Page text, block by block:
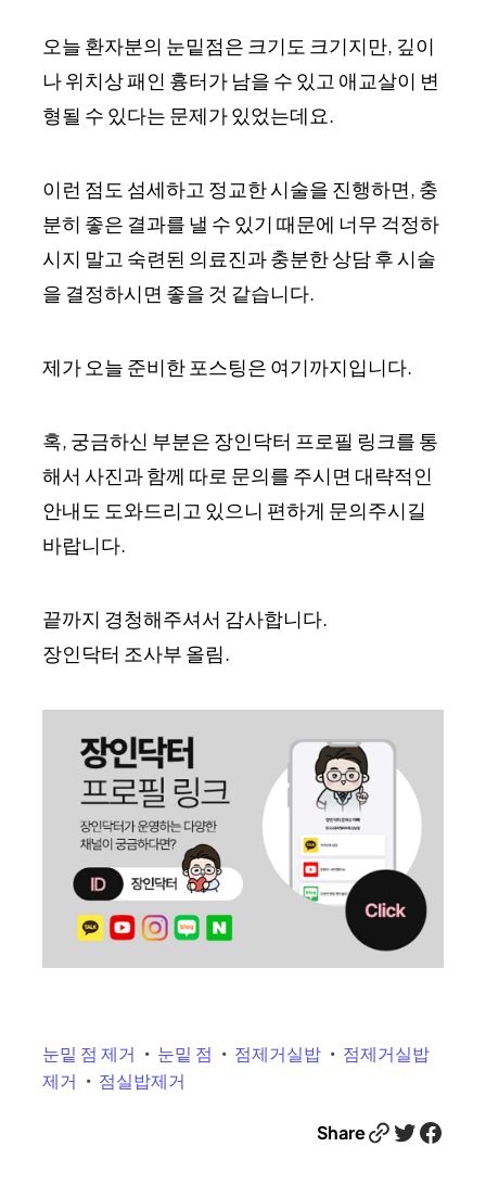
오늘 환자분의 눈밑점은 크기도 크기지만, 깊이
나 위치상 패인 흉터가 남을 수 있고 애교살이 변
형될 수 있다는 문제가 있었는데요.
이런 점도 섬세하고 정교한 시술을 진행하면, 충
분히 좋은 결과를 낼 수 있기 때문에 너무 걱정하
시지 말고 숙련된 의료진과 충분한 상담 후 시술
을 결정하시면 좋을 것 같습니다.
제가 오늘 준비한 포스팅은 여기까지입니다.
혹, 궁금하신 부분은 장인닥터 프로필 링크를 통
해서 사진과 함께 따로 문의를 주시면 대략적인
안내도 도와드리고 있으니 편하게 문의주시길
바랍니다.
끝까지 경청해주셔서 감사합니다.
장인닥터 조사부 올림.
눈밑 점 제거 눈밑 점 점제거실밥
점제거실밥
제거
점실밥제거
ShareLink Twitter Facebook